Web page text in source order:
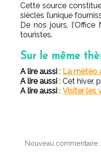
Cette source
siècles l’unique
De nos jours,
touristes.
Sur le même
A lire aussi : La météo
A lire aussi : Cet hiver,
A lire aussi : Visiter les
Nouveau commentaire :